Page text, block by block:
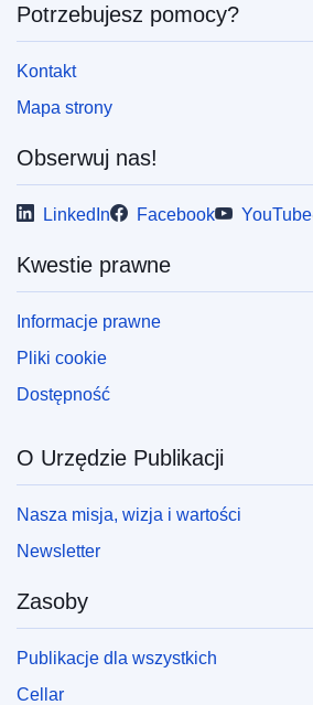
Potrzebujesz pomocy?
Kontakt
Mapa strony
Obserwuj nas!
LinkedIn Facebook YouTube
Kwestie prawne
Informacje prawne
Pliki cookie
Dostępność
O Urzędzie Publikacji
Nasza misja, wizja i wartości
Newsletter
Zasoby
Publikacje dla wszystkich
Cellar